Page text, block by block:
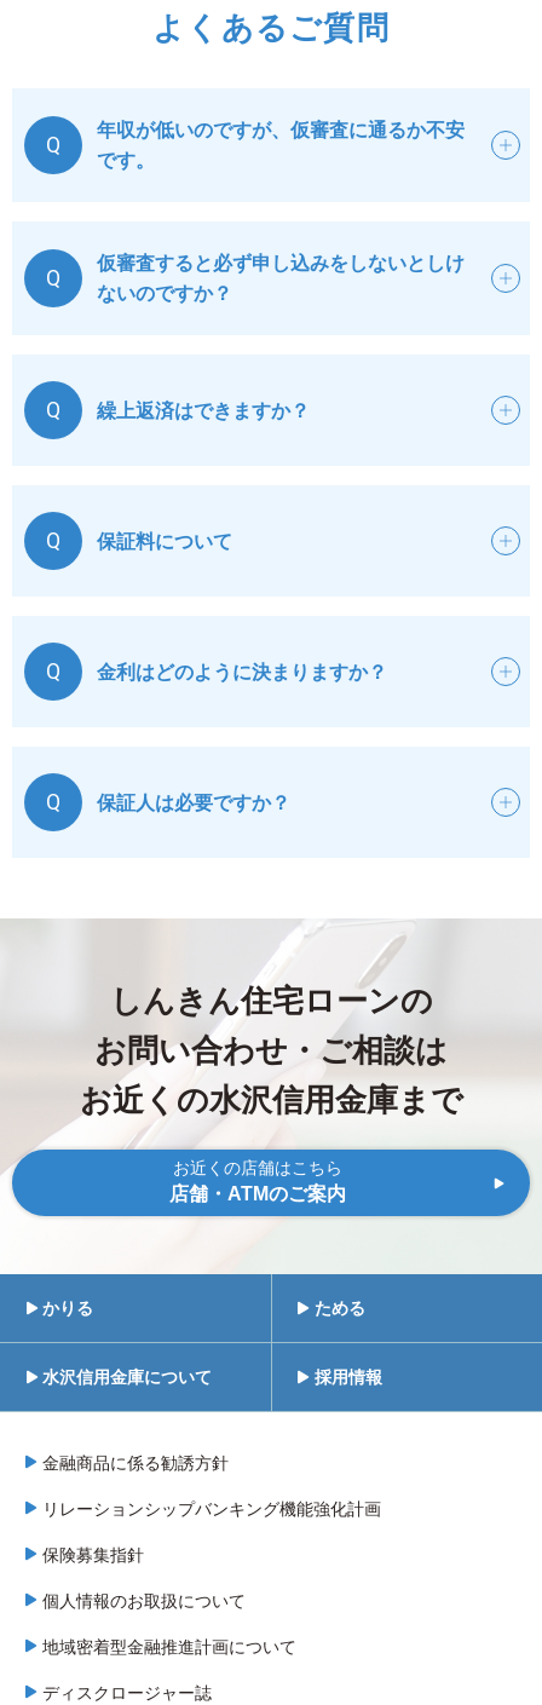
https://www.zenginkyo.or.jp/pcic/
03-3214-5020
TEL0570-055-955
（株）シー・アイ・シー
https://www.cic.co.jp/
私は、金庫が、一般社団法人しんきん保証基金（以下、
「基金」といいます。）に、基金の与信判断ならびに与
信後の管理のために必要な範囲で、金庫の保有する個人
お問い合わせ窓口
（金庫の保有する個人情報に関するお問い合わせや、開示・
〒023-0806 岩手県奥州市水沢字日高西71番地1
TEL
よくあるご質問
Q
年収が低いのですが、仮審査に通るか不安
です。
Q
仮審査すると必ず申し込みをしないとしけ
ないのですか？
Q 繰上返済はできますか？
Q 保証料について
Q 金利はどのように決まりますか？
Q 保証人は必要ですか？
しんきん住宅ローンの
お問い合わせ・ご相談は
お近くの水沢信用金庫まで
お近くの店舗はこちら
店舗・ATMのご案内
かりる ためる
水沢信用金庫について 採用情報
金融商品に係る勧誘方針
リレーションシップバンキング機能強化計画
保険募集指針
個人情報のお取扱について
地域密着型金融推進計画について
ディスクロージャー誌